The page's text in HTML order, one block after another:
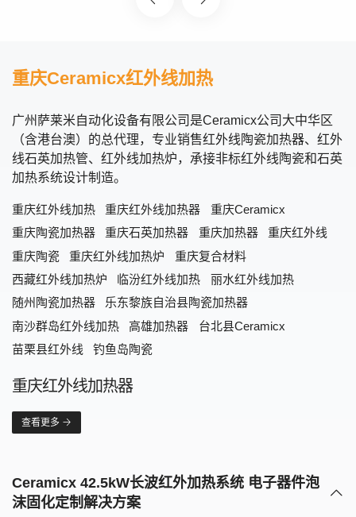
重庆Ceramicx红外线加热
广州萨莱米自动化设备有限公司是Ceramicx公司大中华区
（含港台澳）的总代理，专业销售红外线陶瓷加热器、红外
线石英加热管、红外线加热炉，承接非标红外线陶瓷和石英
加热系统设计制造。
重庆红外线加热 重庆红外线加热器
重庆Ceramicx
重庆陶瓷加热器
重庆石英加热器 重庆加热器
重庆红外线
重庆陶瓷
重庆红外线加热炉
重庆复合材料
西藏红外线加热炉
临汾红外线加热
丽水红外线加热
随州陶瓷加热器
乐东黎族自治县陶瓷加热器
南沙群岛红外线加热
高雄加热器
台北县Ceramicx
苗栗县红外线
钓鱼岛陶瓷
器
查看更多
Ceramicx 42.5kW长波红外加热系统 电子器件泡
沫固化定制解决方案